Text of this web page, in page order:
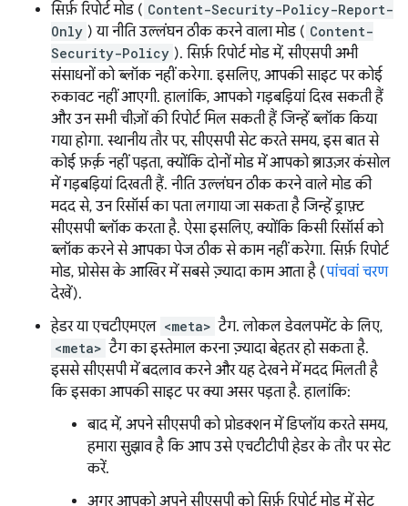
सिर्फ़ रिपोर्ट मोड ( Content-Security-Policy-Report-
Only ) या नीति उल्लंघन ठीक करने वाला मोड ( Content-
Security-Policy ). सिर्फ़ रिपोर्ट मोड में, सीएसपी अभी
संसाधनों को ब्लॉक नहीं करेगा. इसलिए, आपकी साइट पर कोई
रुकावट नहीं आएगी. हालांकि, आपको गड़बड़ियां दिख सकती हैं
और उन सभी चीज़ों की रिपोर्ट मिल सकती हैं जिन्हें ब्लॉक किया
गया होगा. स्थानीय तौर पर, सीएसपी सेट करते समय, इस बात से
कोई फ़र्क़ नहीं पड़ता, क्योंकि दोनों मोड में आपको ब्राउज़र कंसोल
में गड़बड़ियां दिखती हैं. नीति उल्लंघन ठीक करने वाले मोड की
मदद से, उन रिसॉर्स का पता लगाया जा सकता है जिन्हें ड्राफ़्ट
सीएसपी ब्लॉक करता है. ऐसा इसलिए, क्योंकि किसी रिसॉर्स को
ब्लॉक करने से आपका पेज ठीक से काम नहीं करेगा. सिर्फ़ रिपोर्ट
मोड, प्रोसेस के आखिर में सबसे ज़्यादा काम आता है (पांचवां चरण
देखें).
हेडर या एचटीएमएल <meta> टैग. लोकल डेवलपमेंट के लिए,
<meta> टैग का इस्तेमाल करना ज़्यादा बेहतर हो सकता है.
इससे सीएसपी में बदलाव करने और यह देखने में मदद मिलती है
कि इसका आपकी साइट पर क्या असर पड़ता है. हालांकि:
बाद में, अपने सीएसपी को प्रोडक्शन में डिप्लॉय करते समय,
हमारा सुझाव है कि आप उसे एचटीटीपी हेडर के तौर पर सेट
करें.
अगर आपको अपने सीएसपी को सिर्फ़ रिपोर्ट मोड में सेट